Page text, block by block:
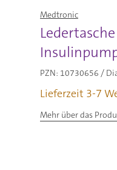
Medtronic
PZN: 10730656 /
Lieferzeit 3-7
Mehr über das